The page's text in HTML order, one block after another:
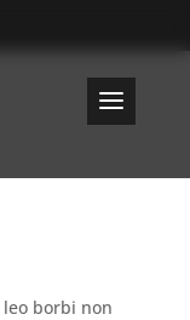
borbi non